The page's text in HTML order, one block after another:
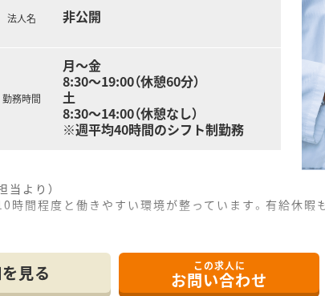
法人名 非公開
勤務時間
月～金
8:30～19:00（休憩60分）
土
8:30～14:00（休憩なし）
※週平均40時間のシフト制勤務
より）
時間程度と働きやすい環境が整っています。有給休暇
り、通勤の際にはマイカーを利用しやすい便利な立地
見る この求人に
お問い合わせ